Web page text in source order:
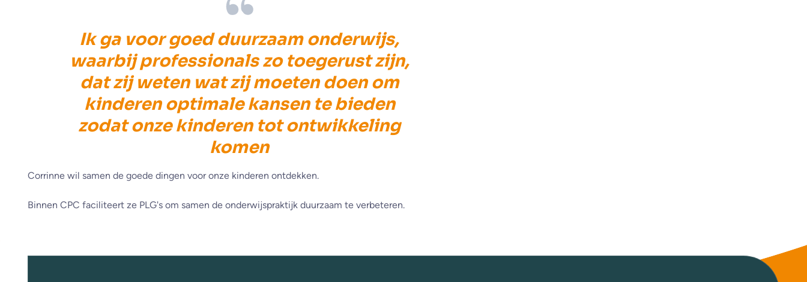
Ik ga voor goed duurzaam onderwijs,
waarbij professionals zo toegerust zijn,
dat zij weten wat zij moeten doen om
kinderen optimale kansen te bieden
zodat onze kinderen tot ontwikkeling
komen
Corrinne wil samen de goede dingen voor onze kinderen ontdekken.
Binnen CPC faciliteert ze PLG's om samen de onderwijspraktijk duurzaam te verbeteren.